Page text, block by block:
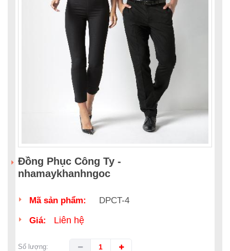
Đồng Phục Công Ty -
nhamaykhanhngoc
Mã sản phẩm: DPCT-4
Giá: Liên hệ
Số lượng: